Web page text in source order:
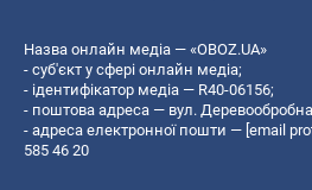
Назва онлайн медіа — «OBOZ.UA»
- суб'єкт у сфері онлайн медіа;
- ідентифікатор медіа — R40-06156;
- поштова адреса — вул.
- адреса електронної пошти — [email
585 46 20